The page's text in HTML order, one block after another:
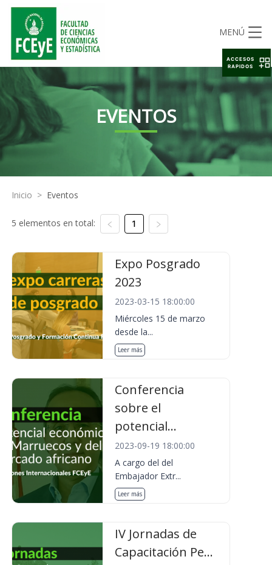
MENÚ
EVENTOS
Inicio > Eventos
5 elementos en total: 1
Expo Posgrado
2023
2023-03-15 18:00:00
Miércoles 15 de marzo
desde la...
Leer más
Conferencia
sobre el
potencial...
2023-09-19 18:00:00
A cargo del del
Embajador Extr...
Leer más
IV Jornadas de
Capacitación Pe...
ACCESOS
RAPIDOS